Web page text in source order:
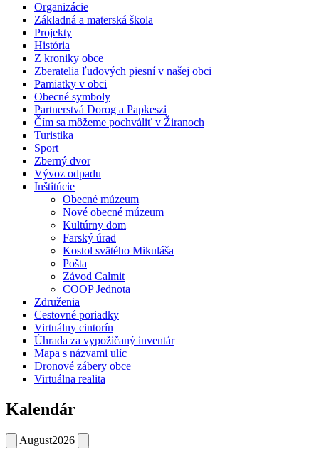
Organizácie
Základná a materská škola
Projekty
História
Z kroniky obce
Zberatelia ľudových piesní v našej obci
Pamiatky v obci
Obecné symboly
Partnerstvá Dorog a Papkeszi
Čím sa môžeme pochváliť v Žiranoch
Turistika
Sport
Zberný dvor
Vývoz odpadu
Inštitúcie
Obecné múzeum
Nové obecné múzeum
Kultúrny dom
Farský úrad
Kostol svätého Mikuláša
Pošta
Závod Calmit
COOP Jednota
Združenia
Cestovné poriadky
Virtuálny cintorín
Úhrada za vypožičaný inventár
Mapa s názvami ulíc
Dronové zábery obce
Virtuálna realita
Kalendár
August2026